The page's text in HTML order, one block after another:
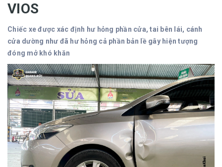
VIOS
Chiếc xe được xác định hư hỏng phần cửa, tai bên lái, cánh
cửa dường như đã hư hỏng cả phần bản lề gây hiện tượng
đóng mở khó khăn